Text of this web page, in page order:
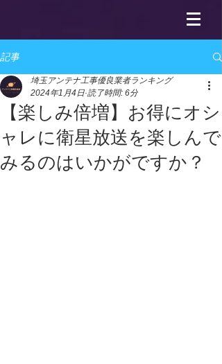
記事
【楽しみ倍増】お得にオシ
ャレに衛星放送を楽しんで
みるのはいかがですか？
埼玉アンテナ工事優良業者ランキング
2024年1月4日 読了時間: 6分